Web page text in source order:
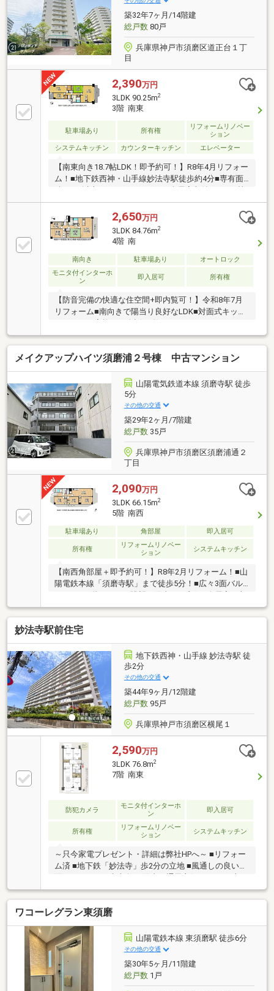
築32年7ヶ月/14階建
総戸数80戸
兵庫県神戸市須磨区道正台１丁
目
2,390万円
3LDK 90.25m2
3階 南東
駐車場あり 所有権
リフォームリノベー
ション
システムキッチン
カウンターキッチン エレベーター
【南東向き18.7帖LDK！即予約可！】R8年4月リフォー
ム！■地下鉄西神・山手線妙法寺駅徒歩約4分■専有面
所のWIC完備
2,650万円
3LDK 84.76m2
4階 南
南向き 駐車場あり
オートロック
モニタ付インターホ
ン
即入居可 所有権
【防音完備の快適な住空間+即内覧可！】令和8年7月
リフォーム■南向きで陽当り良好なLDK■対面式キッチ
ーにより風通りに配慮された設計
メイクアップハイツ須磨浦２号棟 中古マンション
山陽電気鉄道本線 須磨寺駅 徒歩
5分
その他の交通
築29年2ヶ月/7階建
総戸数35戸
兵庫県神戸市須磨区須磨浦通２
丁目
2,090万円
3LDK 66.15m2
5階 南西
駐車場あり 角部屋 即入居可
所有権
リフォームリノベー
ション
システムキッチン
【南西角部屋＋即予約可！】R8年2月リフォーム！■山
陽電鉄本線「須磨寺駅」まで徒歩5分！■広々3面バル
納があるのでお部屋スッキリ片付きます
妙法寺駅前住宅
地下鉄西神・山手線 妙法寺駅 徒
歩2分
その他の交通
築44年9ヶ月/12階建
総戸数95戸
兵庫県神戸市須磨区横尾１
2,590万円
3LDK 76.8m2
7階 南東
防犯カメラ
モニタ付インターホ
ン
即入居可
所有権
リフォームリノベー
ション
システムキッチン
～只今家電プレゼント・詳細は弊社HPへ～ ■リフォー
ム済 ■地下鉄「妙法寺」歩2分の立地 ■風通しの良い両
3LDK 7階部分
ワコーレグラン東須磨
山陽電鉄本線 東須磨駅 徒歩6分
その他の交通
築30年5ヶ月/11階建
総戸数1戸